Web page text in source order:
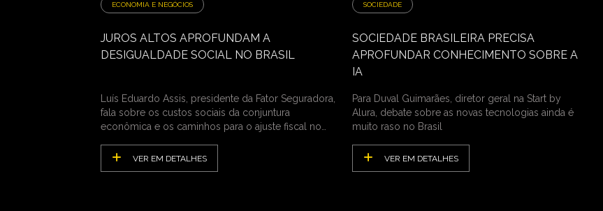
ECONOMIA E NEGÓCIOS
JUROS ALTOS APROFUNDAM A
DESIGUALDADE SOCIAL NO BRASIL
Luís Eduardo Assis, presidente da Fator Seguradora,
fala sobre os custos sociais da conjuntura
econômica e os caminhos para o ajuste fiscal no
VER EM DETALHES
SOCIEDADE
SOCIEDADE BRASILEIRA PRECISA
APROFUNDAR CONHECIMENTO SOBRE A
IA
Para Duval Guimarães, diretor geral na Start by
Alura, debate sobre as novas tecnologias ainda é
muito raso no Brasil
VER EM DETALHES